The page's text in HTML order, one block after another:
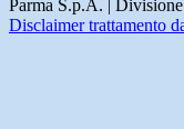
Parma S.p.A. |
Disclaimer trattamento